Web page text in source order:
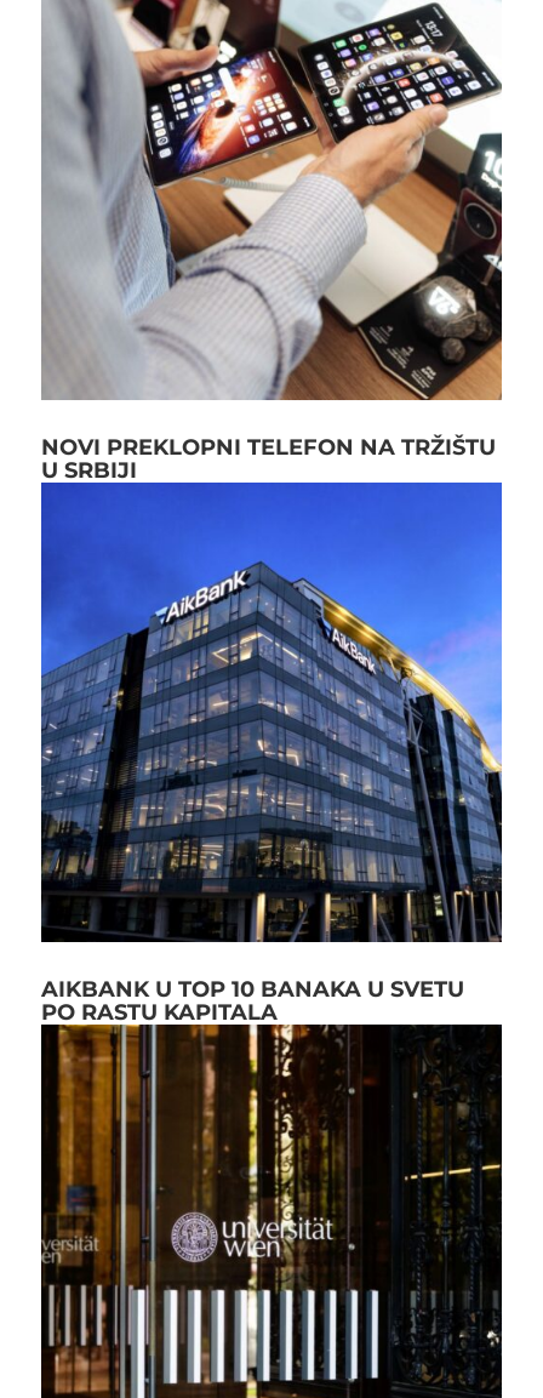
NOVI PREKLOPNI TELEFON NA TRŽIŠTU
U SRBIJI
AIKBANK U TOP 10 BANAKA U SVETU
PO RASTU KAPITALA